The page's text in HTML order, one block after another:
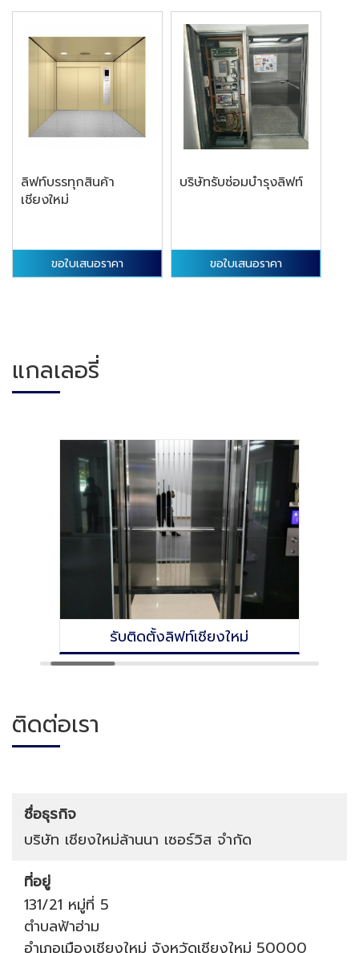
ลิฟท์บรรทุกสินค้า
เชียงใหม่
ขอใบเสนอราคา
บริษัทรับซ่อมบำรุงลิฟท์
ขอใบเสนอราคา
แกลเลอรี่
รับติดตั้งลิฟท์เชียงใหม่
ติดต่อเรา
ชื่อธุรกิจ
บริษัท เชียงใหม่ล้านนา เซอร์วิส จำกัด
ที่อยู่
131/21 หมู่ที่ 5
ตำบลฟ้าฮ่าม